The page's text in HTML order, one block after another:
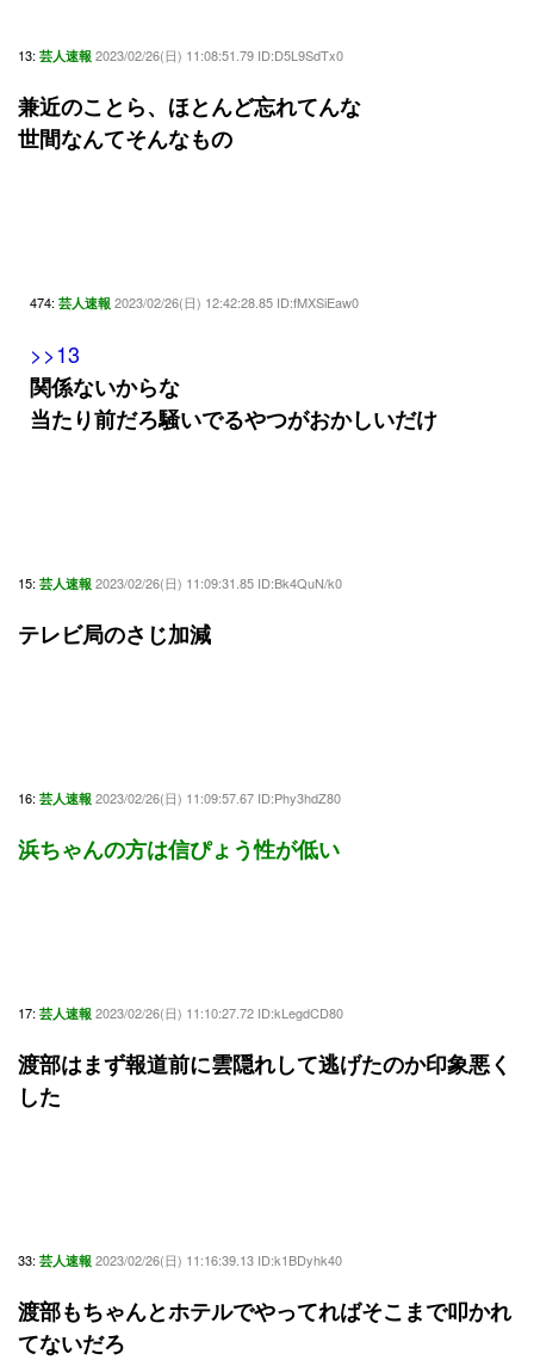
13: 芸人速報 2023/02/26(日) 11:08:51.79 ID:D5L9SdTx0
兼近のことら、ほとんど忘れてんな
世間なんてそんなもの
474: 芸人速報 2023/02/26(日) 12:42:28.85 ID:fMXSiEaw0
>>13
関係ないからな
当たり前だろ騒いでるやつがおかしいだけ
15: 芸人速報 2023/02/26(日) 11:09:31.85 ID:Bk4QuN/k0
テレビ局のさじ加減
16: 芸人速報 2023/02/26(日) 11:09:57.67 ID:Phy3hdZ80
浜ちゃんの方は信ぴょう性が低い
17: 芸人速報 2023/02/26(日) 11:10:27.72 ID:kLegdCD80
渡部はまず報道前に雲隠れして逃げたのか印象悪く
した
33: 芸人速報 2023/02/26(日) 11:16:39.13 ID:k1BDyhk40
渡部もちゃんとホテルでやってればそこまで叩かれ
てないだろ